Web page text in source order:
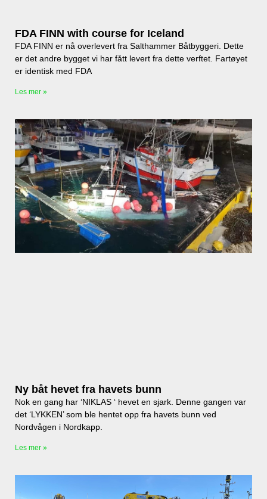
FDA FINN with course for Iceland
FDA FINN er nå overlevert fra Salthammer Båtbyggeri. Dette
er det andre bygget vi har fått levert fra dette verftet. Fartøyet
er identisk med FDA
Les mer »
Ny båt hevet fra havets bunn
Nok en gang har ‘NIKLAS ‘ hevet en sjark. Denne gangen var
det ‘LYKKEN’ som ble hentet opp fra havets bunn ved
Nordvågen i Nordkapp.
Les mer »